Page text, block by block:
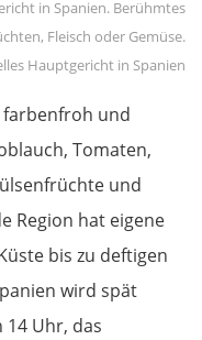
Hauptgericht in Spanien
farbenfroh und
Tomaten,
und
Region hat eigene
bis zu deftigen
wird spät
14 Uhr, das